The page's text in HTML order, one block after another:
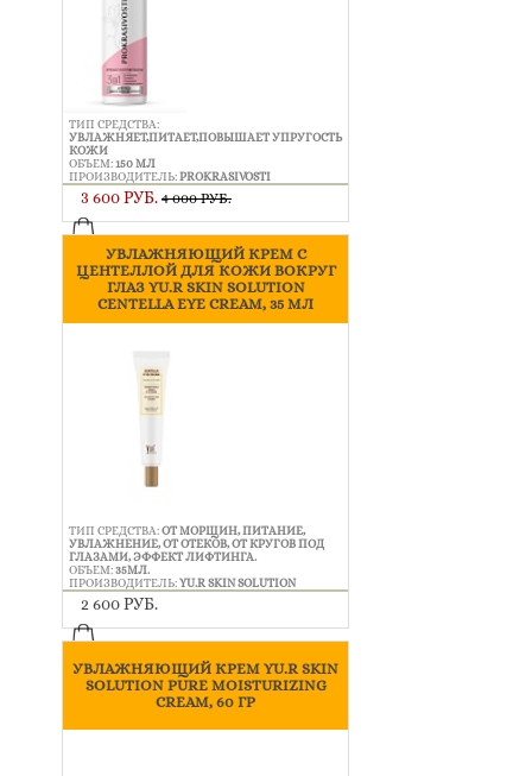
ТИП СРЕДСТВА:
УВЛАЖНЯЕТ,ПИТАЕТ,ПОВЫШАЕТ УПРУГОСТЬ
КОЖИ
ОБЪЕМ: 150 МЛ
ПРОИЗВОДИТЕЛЬ:PROKRASIVOSTI
3 600 РУБ. 4 000 РУБ.
УВЛАЖНЯЮЩИЙ КРЕМ С
ЦЕНТЕЛЛОЙ ДЛЯ КОЖИ ВОКРУГ
ГЛАЗ YU.R SKIN SOLUTION
CENTELLA EYE CREAM, 35 МЛ
ТИП СРЕДСТВА:ОТ МОРЩИН, ПИТАНИЕ,
УВЛАЖНЕНИЕ, ОТ ОТЕКОВ, ОТ КРУГОВ ПОД
ГЛАЗАМИ, ЭФФЕКТ ЛИФТИНГА.
ОБЪЕМ:35МЛ.
ПРОИЗВОДИТЕЛЬ:YU.R SKIN SOLUTION
2 600 РУБ.
УВЛАЖНЯЮЩИЙ КРЕМ YU.R SKIN
SOLUTION PURE MOISTURIZING
CREAM, 60 ГР